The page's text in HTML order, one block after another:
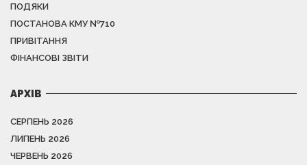
ПОДЯКИ
ПОСТАНОВА КМУ №710
ПРИВІТАННЯ
ФІНАНСОВІ ЗВІТИ
АРХІВ
СЕРПЕНЬ 2026
ЛИПЕНЬ 2026
ЧЕРВЕНЬ 2026